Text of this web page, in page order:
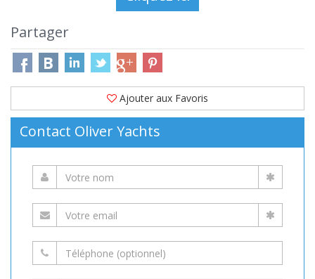
Partager
Ajouter aux Favoris
Contact Oliver Yachts